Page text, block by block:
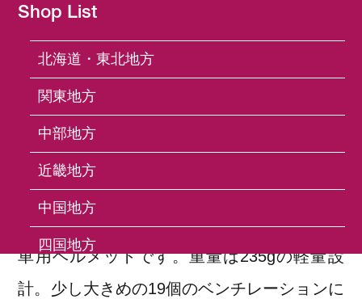
Shop List
北海道・東北地方
関東地方
中部地方
近畿地方
中国地方
四国地方
九州・沖縄地方
HE05151 Helmet
HE05151 ヘルメット
CE EN1078規格適合の安全性を備えた自転
車用ヘルメットです。重量は235gの軽量設
計。少し大きめの19個のベンチレーションに